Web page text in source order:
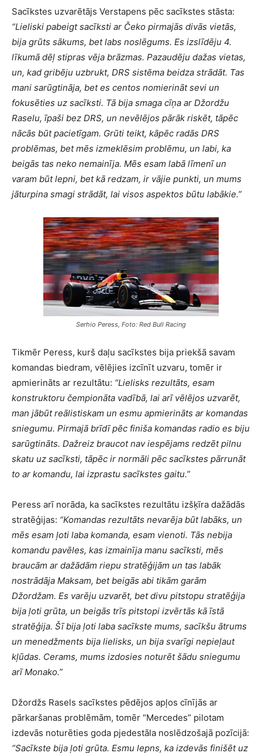
Sacīkstes uzvarētājs Verstapens pēc sacīkstes stāsta:
“Lieliski pabeigt sacīksti ar Čeko pirmajās divās vietās,
bija grūts sākums, bet labs noslēgums. Es izslīdēju 4.
līkumā dēļ stipras vēja brāzmas. Pazaudēju dažas vietas,
un, kad gribēju uzbrukt, DRS sistēma beidza strādāt. Tas
mani sarūgtināja, bet es centos nomierināt sevi un
fokusēties uz sacīksti. Tā bija smaga cīņa ar Džordžu
Raselu, īpaši bez DRS, un nevēlējos pārāk riskēt, tāpēc
nācās būt pacietīgam. Grūti teikt, kāpēc radās DRS
problēmas, bet mēs izmeklēsim problēmu, un labi, ka
beigās tas neko nemainīja. Mēs esam labā līmenī un
varam būt lepni, bet kā redzam, ir vājie punkti, un mums
jāturpina smagi strādāt, lai visos aspektos būtu labākie.”
Serhio Peress, Foto: Red Bull Racing
Tikmēr Peress, kurš daļu sacīkstes bija priekšā savam
komandas biedram, vēlējies izcīnīt uzvaru, tomēr ir
apmierināts ar rezultātu: “Lielisks rezultāts, esam
konstruktoru čempionāta vadībā, lai arī vēlējos uzvarēt,
man jābūt reālistiskam un esmu apmierināts ar komandas
sniegumu. Pirmajā brīdī pēc finiša komandas radio es biju
sarūgtināts. Dažreiz braucot nav iespējams redzēt pilnu
skatu uz sacīksti, tāpēc ir normāli pēc sacīkstes pārrunāt
to ar komandu, lai izprastu sacīkstes gaitu.”
Peress arī norāda, ka sacīkstes rezultātu izšķīra dažādās
stratēģijas: “Komandas rezultāts nevarēja būt labāks, un
mēs esam ļoti laba komanda, esam vienoti. Tās nebija
komandu pavēles, kas izmainīja manu sacīksti, mēs
braucām ar dažādām riepu stratēģijām un tas labāk
nostrādāja Maksam, bet beigās abi tikām garām
Džordžam. Es varēju uzvarēt, bet divu pitstopu stratēģija
bija ļoti grūta, un beigās trīs pitstopi izvērtās kā īstā
stratēģija. Šī bija ļoti laba sacīkste mums, sacīkšu ātrums
un menedžments bija lielisks, un bija svarīgi nepieļaut
kļūdas. Cerams, mums izdosies noturēt šādu sniegumu
arī Monako.”
Džordžs Rasels sacīkstes pēdējos apļos cīnījās ar
pārkaršanas problēmām, tomēr “Mercedes” pilotam
izdevās noturēties goda pjedestāla noslēdzošajā pozīcijā:
“Sacīkste bija ļoti grūta. Esmu lepns, ka izdevās finišēt uz